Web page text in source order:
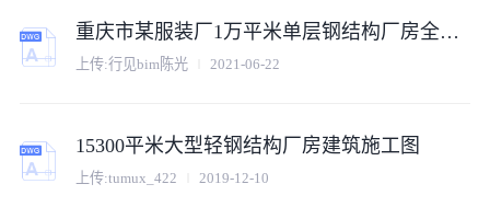
重庆市某服装厂1万平米单层钢结构厂房全套结构设计CAD图纸
上传:行见bim陈光 2021-06-22
15300平米大型轻钢结构厂房建筑施工图
上传:tumux_422 2019-12-10